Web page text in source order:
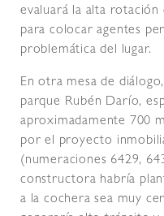
evaluará la alta rotación
para colocar agentes
problemática del lugar.
En otra mesa de
parque Rubén Darío,
aproximadamente 700 m
por el proyecto
(numeraciones 6429,
constructora habría
a la cochera sea muy